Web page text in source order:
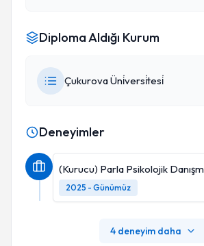
Diploma Aldığı Kurum
Çukurova Üni̇versi̇tesi̇
Deneyimler
(Kurucu) Parla Psikolojik
2025 - Günümüz
4 deneyim daha